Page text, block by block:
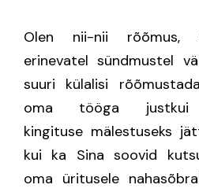
Olen nii-nii rõõmus,
erinevatel sündmustel
suuri külalisi
oma tööga justkui
kingituse mälestuseks
kui ka Sina soovid
oma üritusele